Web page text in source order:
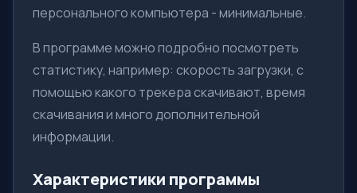
персонального компьютера - минимальные.
В программе можно подробно посмотреть
статистику, например: скорость загрузки, с
помощью какого трекера скачивают, время
скачивания и много дополнительной
информации.
Характеристики программы